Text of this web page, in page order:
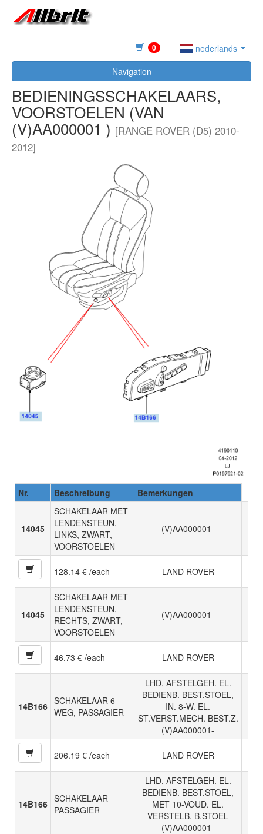
0
nederlands
Navigation
BEDIENINGSSCHAKELAARS,
VOORSTOELEN (VAN
(V)AA000001 ) [RANGE ROVER (D5) 2010-
2012]
Nr. Beschreibung Bemerkungen
14045
SCHAKELAAR MET
LENDENSTEUN,
LINKS, ZWART,
VOORSTOELEN
(V)AA000001-
128.14 € /each LAND ROVER
14045
SCHAKELAAR MET
LENDENSTEUN,
RECHTS, ZWART,
VOORSTOELEN
(V)AA000001-
46.73 € /each LAND ROVER
14B166 SCHAKELAAR 6-
WEG, PASSAGIER
LHD, AFSTELGEH. EL.
BEDIENB. BEST.STOEL,
IN. 8-W. EL.
ST.VERST.MECH. BEST.Z.
(V)AA000001-
206.19 € /each LAND ROVER
14B166 SCHAKELAAR
PASSAGIER
LHD, AFSTELGEH. EL.
BEDIENB. BEST.STOEL,
MET 10-VOUD. EL.
VERSTELB. B.STOEL
(V)AA000001-